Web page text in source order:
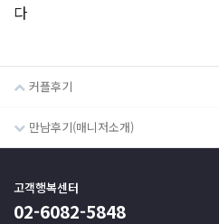
다
커플후기
만남후기(매니저소개)
고객행복센터
02-6082-5848